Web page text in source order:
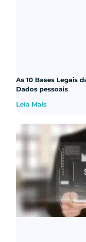
As 10 Bases Legais
Dados pessoais
Leia Mais